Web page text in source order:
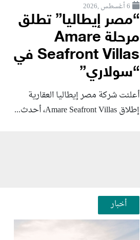
6 أغسطس ,2026
“مصر إيطاليا” تطلق
مرحلة Amare
Seafront Villas في
“سولاري”
أعلنت شركة مصر إيطاليا العقارية
إطلاق Amare Seafront Villas، أحدث...
أخبار